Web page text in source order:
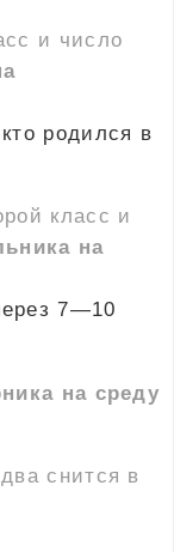
и число
родился в
класс и
на
7—10
на среду
снится в